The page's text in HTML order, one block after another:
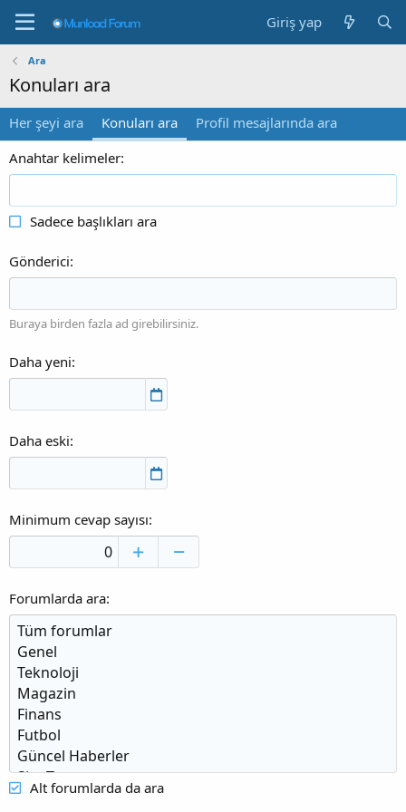
Giriş yap
Ara
Konuları ara
Her şeyi ara Konuları ara
Profil mesajlarında ara
Anahtar kelimeler
Sadece başlıkları ara
Gönderici
Buraya birden fazla ad girebilirsiniz.
Daha yeni
Daha eski
Minimum cevap sayısı
Forumlarda ara
Alt forumlarda da ara